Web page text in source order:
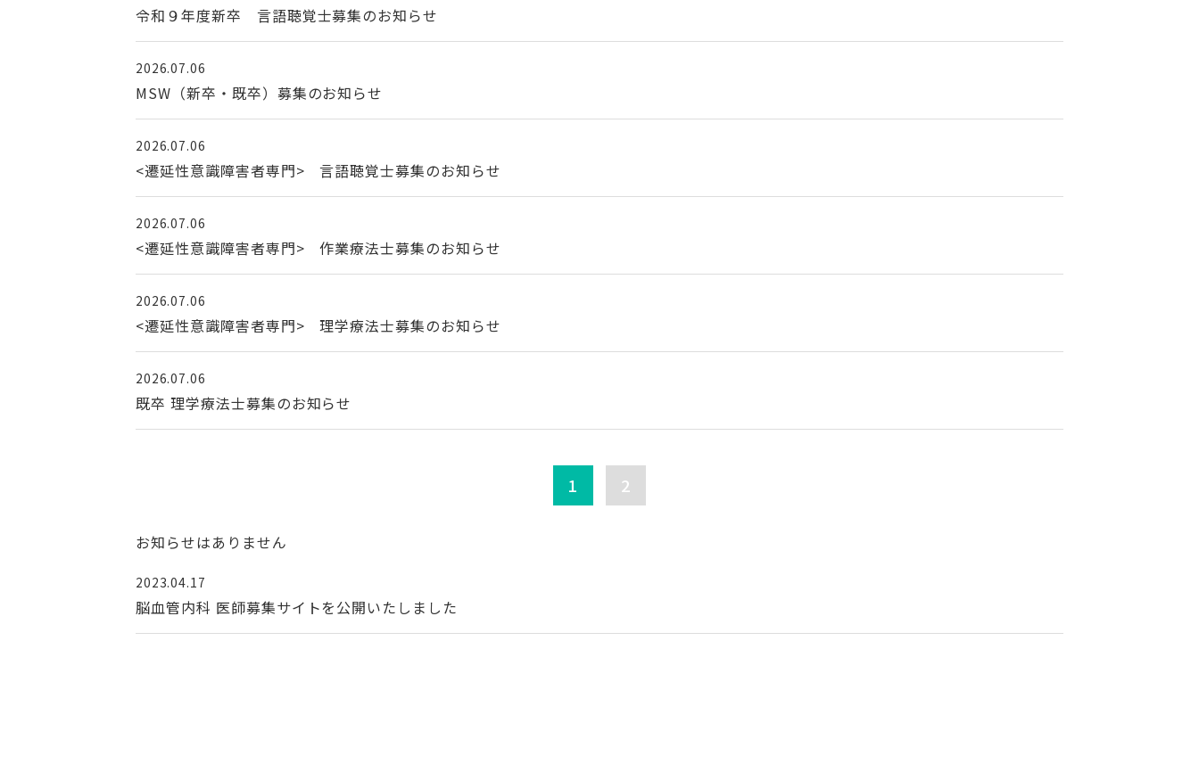
令和９年度新卒 言語聴覚士募集のお知らせ
2026.07.06
MSW（新卒・既卒）募集のお知らせ
2026.07.06
<遷延性意識障害者専門> 言語聴覚士募集のお知らせ
2026.07.06
<遷延性意識障害者専門> 作業療法士募集のお知らせ
2026.07.06
<遷延性意識障害者専門> 理学療法士募集のお知らせ
2026.07.06
既卒 理学療法士募集のお知らせ
1 2
お知らせはありません
2023.04.17
脳血管内科 医師募集サイトを公開いたしました